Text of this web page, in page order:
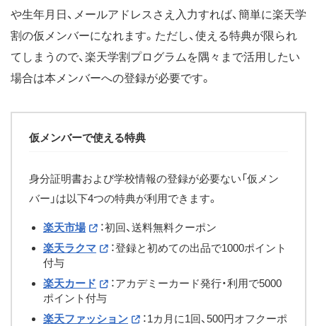
や生年月日、メールアドレスさえ入力すれば、簡単に楽天学
割の仮メンバーになれます。ただし、使える特典が限られ
てしまうので、楽天学割プログラムを隅々まで活用したい
場合は本メンバーへの登録が必要です。
仮メンバーで使える特典
身分証明書および学校情報の登録が必要ない「仮メン
バー」は以下4つの特典が利用できます。
楽天市場
：初回、送料無料クーポン
楽天ラクマ
：登録と初めての出品で1000ポイント
付与
楽天カード
：アカデミーカード発行・利用で5000
ポイント付与
楽天ファッション
：1カ月に1回、500円オフクーポ